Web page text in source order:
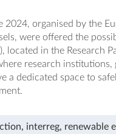
2024, organised by the
were offered the
located in the Research
research institutions,
a dedicated space to
, interreg, renewable